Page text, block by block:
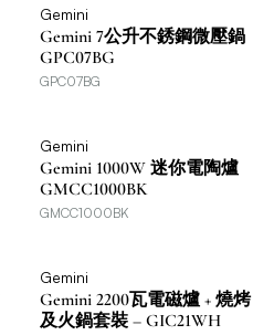
Gemini
Gemini 7公升不銹鋼微壓鍋
GPC07BG
GPC07BG
Gemini
Gemini 1000W 迷你電陶爐
GMCC1000BK
GMCC1000BK
Gemini
Gemini 2200瓦電磁爐 + 燒烤
及火鍋套裝 – GIC21WH